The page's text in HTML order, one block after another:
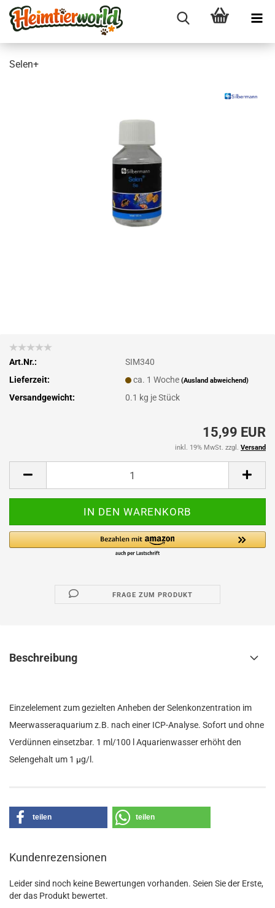
Selen+
Art.Nr.:
SIM340
Lieferzeit:
ca. 1 Woche(Ausland abweichend)
Versandgewicht: 0.1 kg je Stück
15,99 EUR
inkl. 19% MwSt. zzgl. Versand
FRAGE ZUM PRODUKT
Beschreibung
Einzelelement zum gezielten Anheben der Selenkonzentration im
Meerwasseraquarium z.B. nach einer ICP-Analyse. Sofort und ohne
Verdünnen einsetzbar. 1 ml/100 l Aquarienwasser erhöht den
Selengehalt um 1 µg/l.
teilen teilen
Kundenrezensionen
Leider sind noch keine Bewertungen vorhanden. Seien Sie der Erste,
der das Produkt bewertet.